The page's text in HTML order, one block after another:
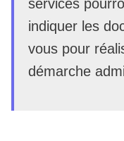
services
indiquer les
vous pour
démarche